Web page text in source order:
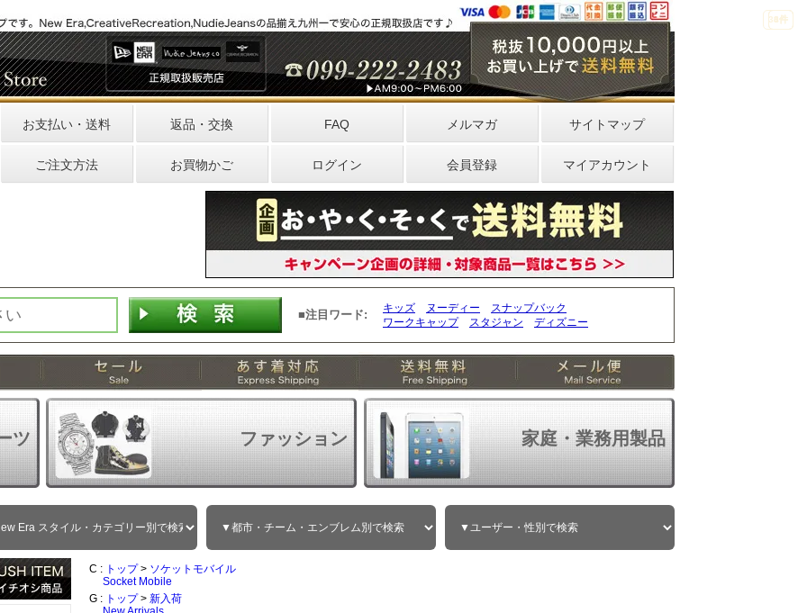
お支払い・送料 返品・交換 FAQ メルマガ サイトマップ
ご注文方法 お買物かご ログイン 会員登録 マイアカウント
■注目ワード: キッズ ヌーディー
スナップバック
ワークキャップ
スタジャン ディズニー
ツ ファッション 家庭・業務用製品
C : トップ> ソケットモバイル
Socket Mobile
G : トップ> 新入荷
33件
4件
0件